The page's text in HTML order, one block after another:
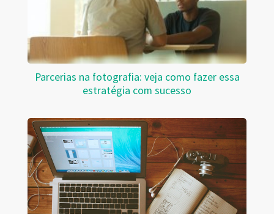
Parcerias na fotografia: veja como fazer essa
estratégia com sucesso